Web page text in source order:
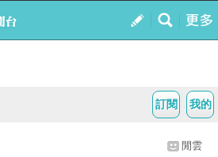
我的
訂閱
閒雲